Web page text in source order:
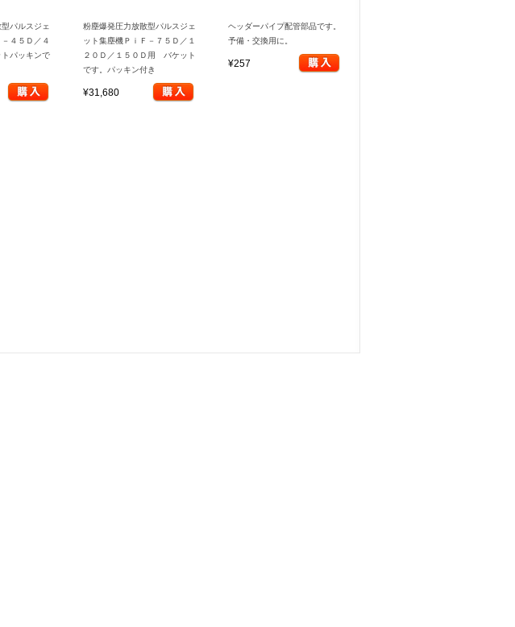
パルスジェ
４５Ｄ／４
パッキンで
粉塵爆発圧力放散型パルスジェ
ット集塵機ＰｉＦ－７５Ｄ／１
２０Ｄ／１５０Ｄ用 バケット
です。パッキン付き
¥31,680
ヘッダーパイプ配管部品です。
予備・交換用に。
¥257